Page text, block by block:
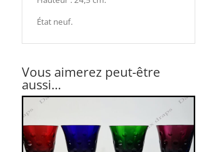
État neuf.
Vous aimerez peut-être
aussi…